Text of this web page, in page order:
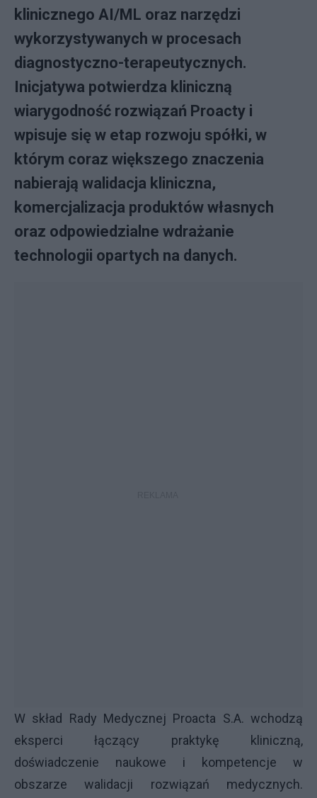
klinicznego AI/ML oraz narzędzi
wykorzystywanych w procesach
diagnostyczno-terapeutycznych.
Inicjatywa potwierdza kliniczną
wiarygodność rozwiązań Proacty i
wpisuje się w etap rozwoju spółki, w
którym coraz większego znaczenia
nabierają walidacja kliniczna,
komercjalizacja produktów własnych
oraz odpowiedzialne wdrażanie
technologii opartych na danych.
W skład Rady Medycznej Proacta S.A. wchodzą
eksperci łączący praktykę kliniczną,
doświadczenie naukowe i kompetencje w
obszarze walidacji rozwiązań medycznych.